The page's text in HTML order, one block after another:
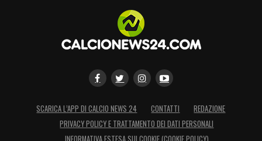
SCARICA L’APP DI CALCIO NEWS 24 CONTATTI
REDAZIONE
PRIVACY POLICY E TRATTAMENTO DEI DATI PERSONALI
INFORMATIVA ESTESA SUI COOKIE (COOKIE POLICY)